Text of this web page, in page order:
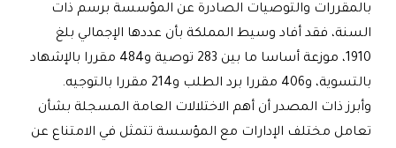
بالمقررات والتوصيات الصادرة عن المؤسسة برسم ذات
السنة، فقد أفاد وسيط المملكة بأن عددها الإجمالي بلغ
1910، موزعة أساسا ما بين 283 توصية و484 مقررا بالإشهاد
بالتسوية، و406 مقررا برد الطلب و214 مقررا بالتوجيه
.
تعامل مختلف الإدارات مع المؤسسة تتمثل في الامتناع عن